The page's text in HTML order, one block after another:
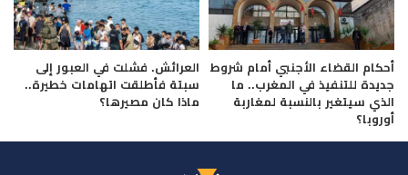
أحكام القضاء الأجنبي أمام شروط
جديدة للتنفيذ في المغرب.. ما
الذي سيتغير بالنسبة لمغاربة
أوروبا؟
العرائش. فشلت في العبور إلى
سبتة فأطلقت اتهامات خطيرة..
ماذا كان مصيرها؟